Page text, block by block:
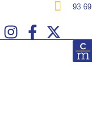
contingut
93